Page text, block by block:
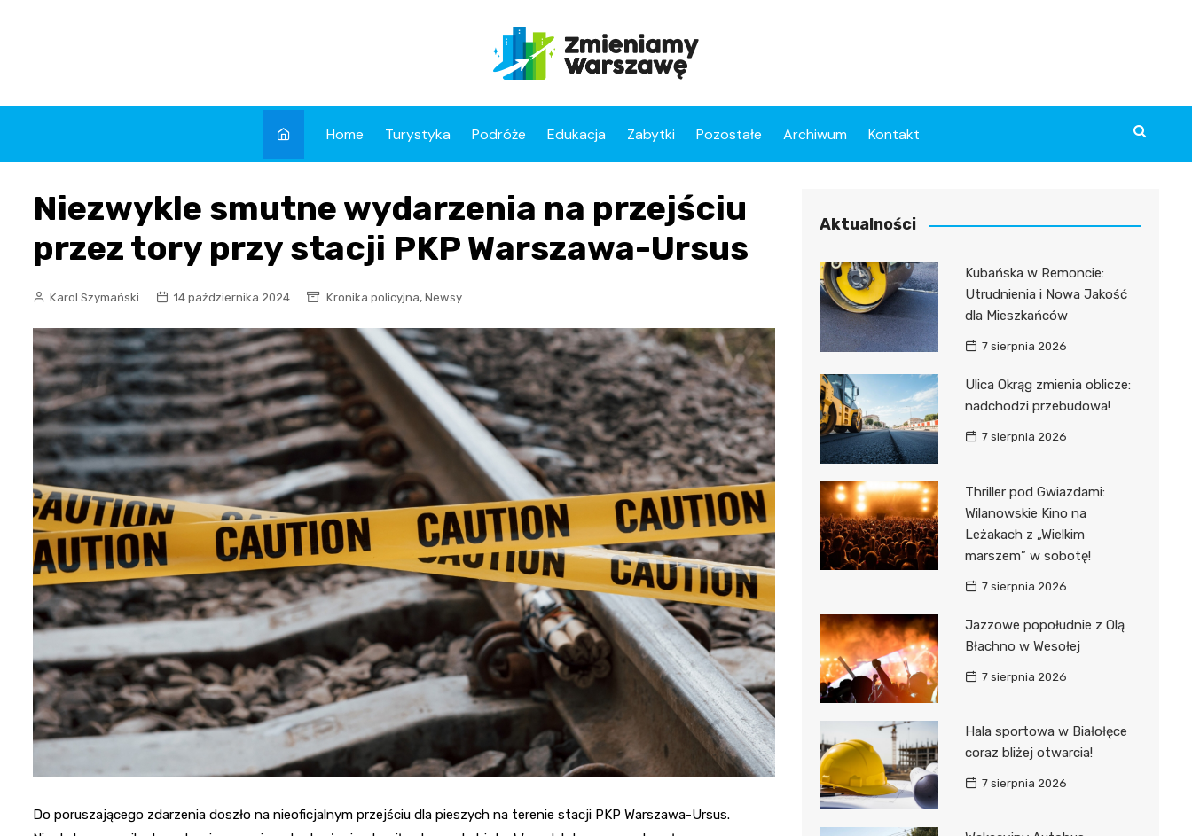
Home Turystyka Podróże Edukacja Zabytki Pozostałe Archiwum Kontakt
Niezwykle smutne wydarzenia na przejściu
przez tory przy stacji PKP Warszawa-Ursus
Karol Szymański 14 października 2024 Kronika policyjna, Newsy
Do poruszającego zdarzenia doszło na nieoficjalnym przejściu dla pieszych na terenie stacji PKP Warszawa-Ursus.
Aktualności
Kubańska w Remoncie:
Utrudnienia i Nowa Jakość
dla Mieszkańców
7 sierpnia 2026
Ulica Okrąg zmienia oblicze:
nadchodzi przebudowa!
7 sierpnia 2026
Thriller pod Gwiazdami:
Wilanowskie Kino na
Leżakach z „Wielkim
marszem” w sobotę!
7 sierpnia 2026
Jazzowe popołudnie z Olą
Błachno w Wesołej
7 sierpnia 2026
Hala sportowa w Białołęce
coraz bliżej otwarcia!
7 sierpnia 2026